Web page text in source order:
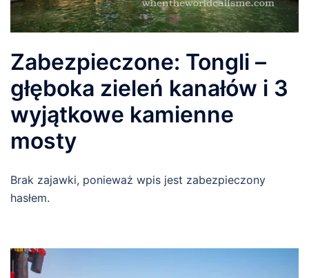
Zabezpieczone: Tongli –
głęboka zieleń kanałów i 3
wyjątkowe kamienne
mosty
Brak zajawki, ponieważ wpis jest zabezpieczony
hasłem.